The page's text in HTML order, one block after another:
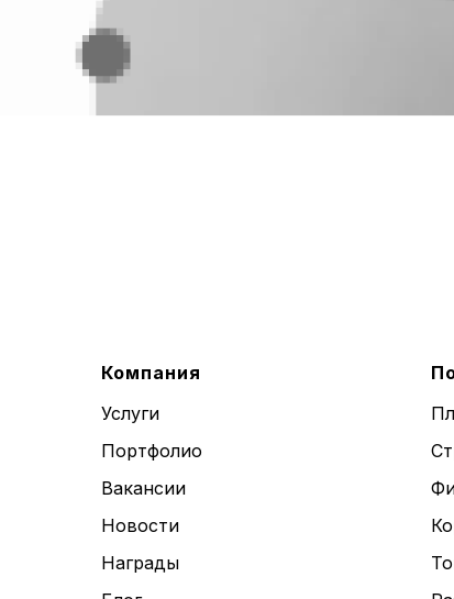
Компания
Услуги
Портфолио
Вакансии
Новости
Награды